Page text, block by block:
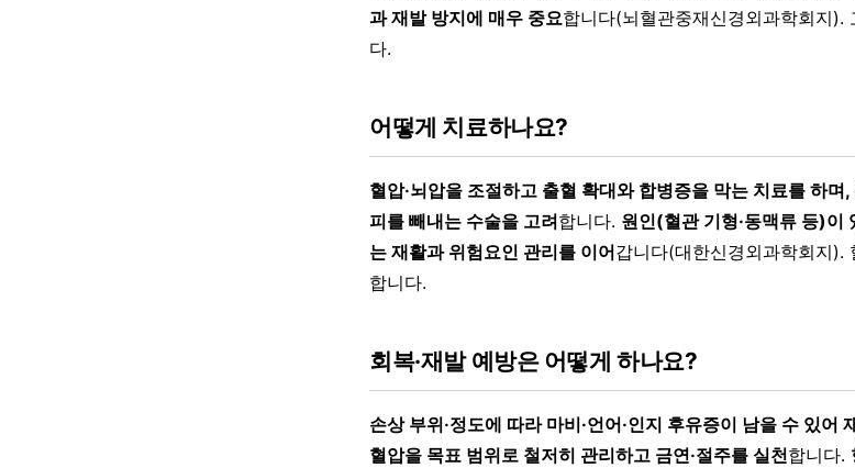
과 재발 방지에 매우 중요합니다(뇌혈관중재신경외과학회지).
다.
어떻게 치료하나요?
혈압·뇌압을 조절하고 출혈 확대와 합병증을 막는 치료를 하며
피를 빼내는 수술을 고려합니다. 원인(혈관 기형·동맥류 등)이
는 재활과 위험요인 관리를 이어갑니다(대한신경외과학회지).
합니다.
회복·재발 예방은 어떻게 하나요?
손상 부위·정도에 따라 마비·언어·인지 후유증이 남을 수 있어
혈압을 목표 범위로 철저히 관리하고 금연·절주를 실천합니다.